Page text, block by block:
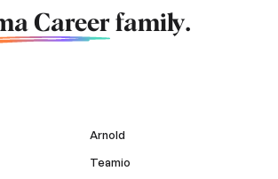
Career family.
Arnold
Teamio